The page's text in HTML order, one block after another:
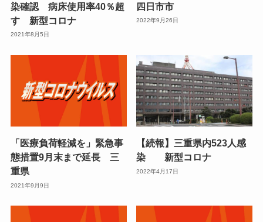
染確認 病床使用率40％超
す 新型コロナ
2021年8月5日
四日市市
2022年9月26日
「医療負荷軽減を」緊急事
態措置9月末まで延長 三
重県
2021年9月9日
【続報】三重県内523人感
染 新型コロナ
2022年4月17日